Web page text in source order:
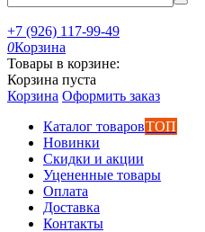
+7 (926) 117-99-49
0Корзина
Товары в корзине:
Корзина пуста
Корзина Оформить заказ
Каталог товаровТОП
Новинки
Скидки и акции
Уцененные товары
Оплата
Доставка
Контакты